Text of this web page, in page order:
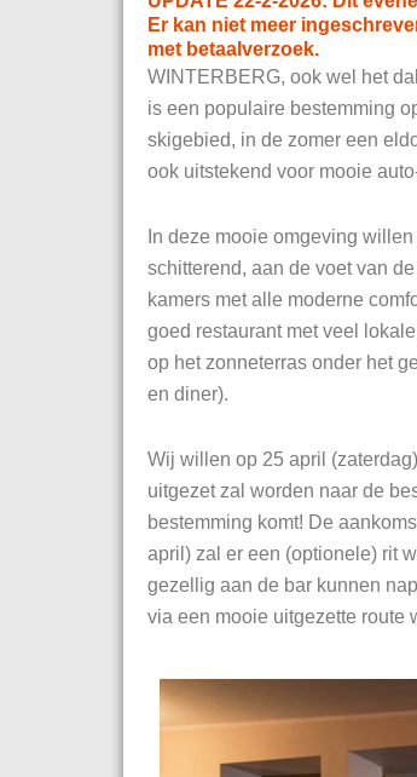
Er kan niet meer
met betaalverzoek.
WINTERBERG, ook wel het
is een populaire bestemming
skigebied, in de zomer een
ook uitstekend voor mooie
In deze mooie omgeving
schitterend, aan de voet van
kamers met alle moderne
goed restaurant met veel
op het zonneterras onder het
en diner).
Wij willen op 25 april
uitgezet zal worden naar de
bestemming komt! De
april) zal er een (optionele) rit
gezellig aan de bar kunnen
via een mooie uitgezette route